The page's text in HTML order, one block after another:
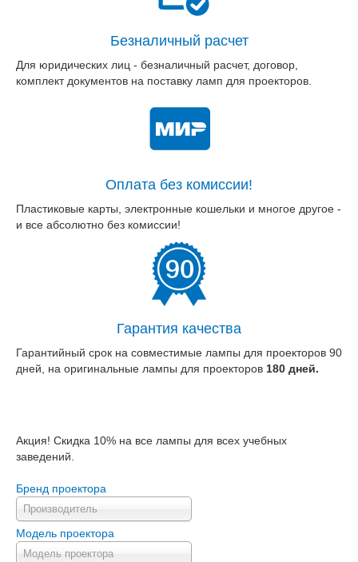
Безналичный расчет
Для юридических лиц - безналичный расчет, договор,
комплект документов на поставку ламп для проекторов.
Оплата без комиссии!
Пластиковые карты, электронные кошельки и многое другое -
и все абсолютно без комиссии!
Гарантия качества
Гарантийный срок на совместимые лампы для проекторов 90
дней, на оригинальные лампы для проекторов 180 дней.
Акция! Скидка 10% на все лампы для всех учебных
заведений.
Бренд проектора
Производитель
Модель проектора
Модель проектора